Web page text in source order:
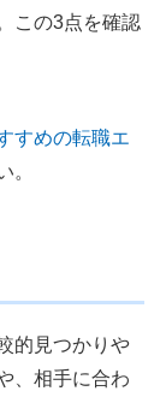
この3点を確認
すめの転職エ
。
的見つかりや
、相手に合わ